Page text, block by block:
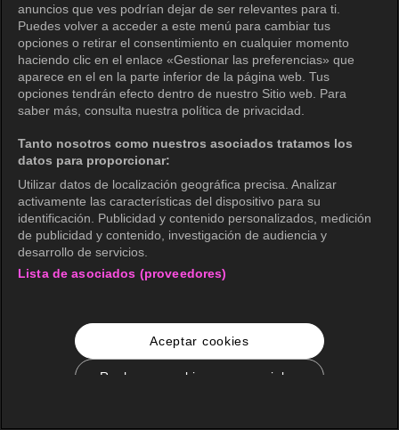
anuncios que ves podrían dejar de ser relevantes para ti.
Puedes volver a acceder a este menú para cambiar tus
opciones o retirar el consentimiento en cualquier momento
haciendo clic en el enlace «Gestionar las preferencias» que
aparece en el en la parte inferior de la página web. Tus
opciones tendrán efecto dentro de nuestro Sitio web. Para
saber más, consulta nuestra política de privacidad.
Tanto nosotros como nuestros asociados tratamos los
datos para proporcionar:
Utilizar datos de localización geográfica precisa. Analizar
activamente las características del dispositivo para su
identificación. Publicidad y contenido personalizados, medición
de publicidad y contenido, investigación de audiencia y
desarrollo de servicios.
Lista de asociados (proveedores)
Aceptar cookies
Rechazar cookies no esenciales